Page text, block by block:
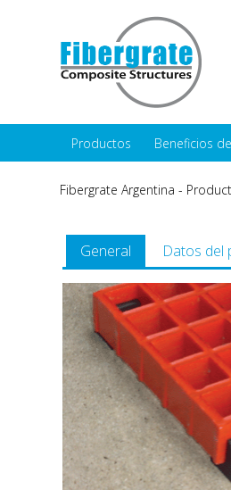
Productos Beneficios
Fibergrate Argentina -
General Datos del